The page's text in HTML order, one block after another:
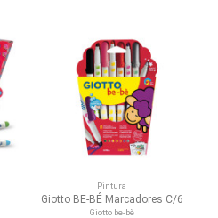
Pintura
Giotto BE-BÉ Marcadores C/6
Giotto be-bè